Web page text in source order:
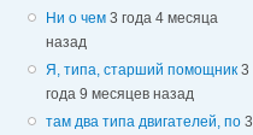
Ни о чем 3 года 4 месяца
назад
Я, типа, старший помощник 3
года 9 месяцев назад
там два типа двигателей, по 3